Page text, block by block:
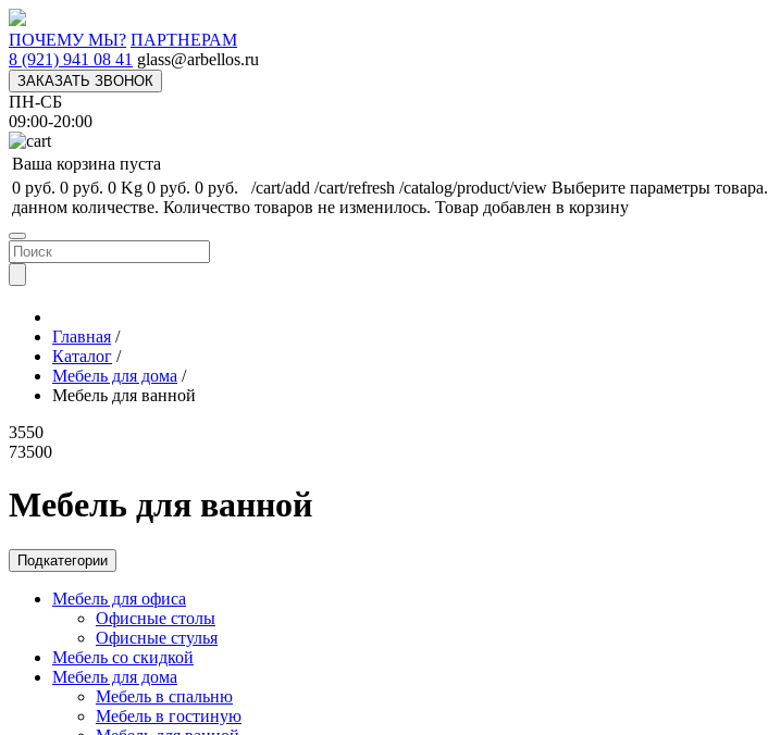
ПОЧЕМУ МЫ? ПАРТНЕРАМ
8 (921) 941 08 41 glass@arbellos.ru
ЗАКАЗАТЬ ЗВОНОК
ПН-СБ
09:00-20:00
Ваша корзина пуста
0 руб. 0 руб. 0 Kg 0 руб. 0 руб. /cart/add /cart/refresh /catalog/product/view Выберите параметры товара.
данном количестве. Количество товаров не изменилось. Товар добавлен в корзину
Главная /
Каталог /
Мебель для дома /
Мебель для ванной
3550
73500
Мебель для ванной
Подкатегории
Мебель для офиса
Офисные столы
Офисные стулья
Мебель со скидкой
Мебель для дома
Мебель в спальню
Мебель в гостиную